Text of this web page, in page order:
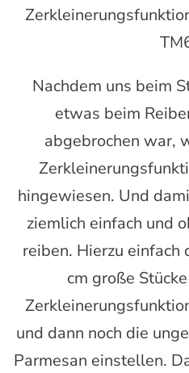
Nachdem uns beim
etwas beim
abgebrochen war,
hingewiesen. Und
ziemlich einfach und
reiben. Hierzu einfach
cm große
und dann noch die
Parmesan einstellen.